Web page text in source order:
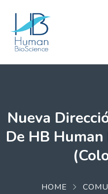
Nueva
De HB
HOME